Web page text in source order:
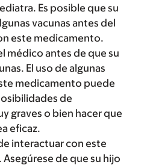
Es posible que su
vacunas antes del
este medicamento.
médico antes de que su
El uso de algunas
medicamento puede
de
graves o bien hacer que
eficaz.
interactuar con este
de que su hijo